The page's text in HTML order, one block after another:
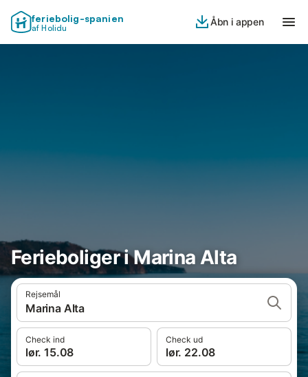
feriebolig-spanien
af Holidu
Åbn i appen
Ferieboliger i Marina Alta
Rejsemål
Marina Alta
Check ind
lør. 15.08
Check ud
lør. 22.08